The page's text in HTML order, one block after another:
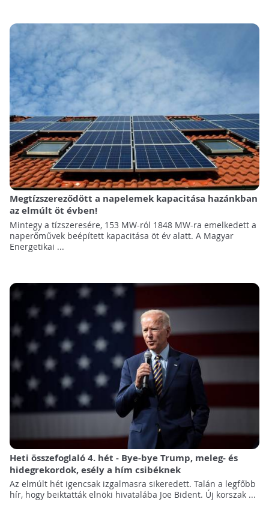
Megtízszereződött a napelemek kapacitása hazánkban
az elmúlt öt évben!
Mintegy a tízszeresére, 153 MW-ról 1848 MW-ra emelkedett a
naperőművek beépített kapacitása öt év alatt. A Magyar
Energetikai ...
Heti összefoglaló 4. hét - Bye-bye Trump, meleg- és
hidegrekordok, esély a hím csibéknek
Az elmúlt hét igencsak izgalmasra sikeredett. Talán a legfőbb
hír, hogy beiktatták elnöki hivatalába Joe Bident. Új korszak ...